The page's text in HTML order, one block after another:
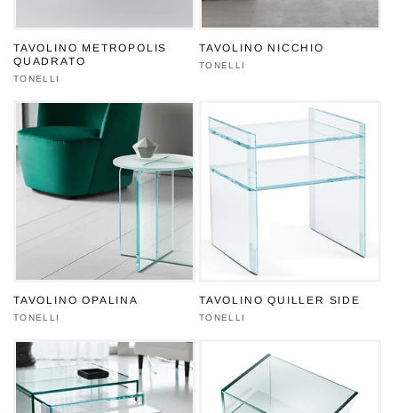
TAVOLINO METROPOLIS
QUADRATO
Produttore:
TONELLI
TAVOLINO NICCHIO
Produttore:
TONELLI
TAVOLINO OPALINA
Produttore:
TONELLI
TAVOLINO QUILLER SIDE
Produttore:
TONELLI